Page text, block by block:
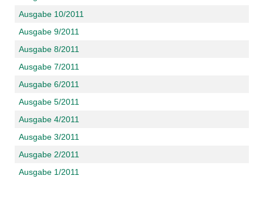
Ausgabe 10/2011
Ausgabe 9/2011
Ausgabe 8/2011
Ausgabe 7/2011
Ausgabe 6/2011
Ausgabe 5/2011
Ausgabe 4/2011
Ausgabe 3/2011
Ausgabe 2/2011
Ausgabe 1/2011